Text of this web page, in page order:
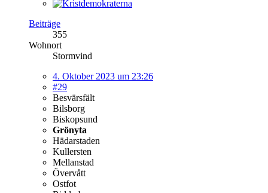
Beiträge
355
Wohnort
Stormvind
4. Oktober 2023 um 23:26
#29
Besvärsfält
Bilsborg
Biskopsund
Grönyta
Hädarstaden
Kullersten
Mellanstad
Övervått
Ostfot